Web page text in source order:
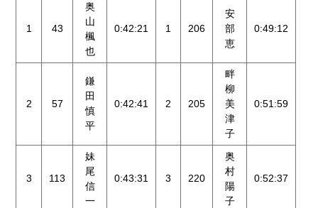
1 43
奥
山
楓
也
0:42:21 1 206
安
部
恵
0:49:12
2 57
鎌
田
慎
平
0:42:41 2 205
畔
柳
美
津
子
0:51:59
3 113
妹
尾
信
一
0:43:31 3 220
奥
村
陽
子
0:52:37